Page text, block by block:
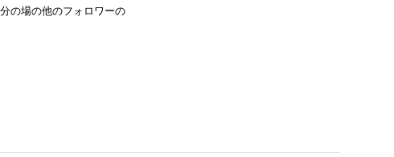
の場の他のフォロワーの